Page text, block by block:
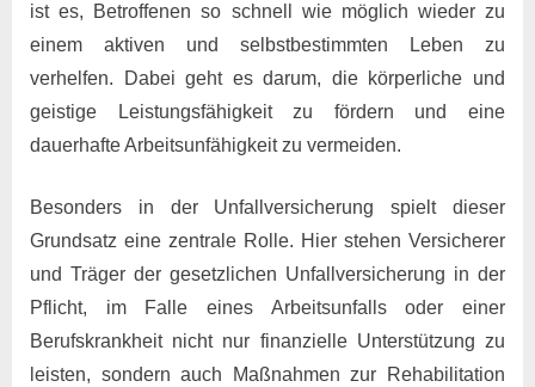
ist es, Betroffenen so schnell wie möglich wieder zu
einem aktiven und selbstbestimmten Leben zu
verhelfen. Dabei geht es darum, die körperliche und
geistige Leistungsfähigkeit zu fördern und eine
dauerhafte Arbeitsunfähigkeit zu vermeiden.
Besonders in der Unfallversicherung spielt dieser
Grundsatz eine zentrale Rolle. Hier stehen Versicherer
und Träger der gesetzlichen Unfallversicherung in der
Pflicht, im Falle eines Arbeitsunfalls oder einer
Berufskrankheit nicht nur finanzielle Unterstützung zu
leisten, sondern auch Maßnahmen zur Rehabilitation